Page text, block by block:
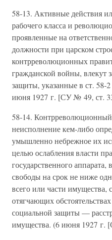
58-13. Активные действия
рабочего класса и
проявленные на
должности при царском
контрреволюционных
гражданской войны,
защиты, указанные в ст. 58-
июня 1927 г. [СУ № 49, ст.
58-14. Контрреволюционный
неисполнение кем-либо
умышленно небрежное их
целью ослабления власти
государственного
свободы на срок не ниже
всего или части
отягчающих
социальной защиты —
имущества. (6 июня 1927 г.